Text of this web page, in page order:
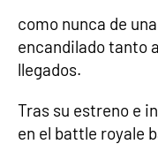
como nunca de
encandilado tanto
llegados.
Tras su estreno e
en el battle royale